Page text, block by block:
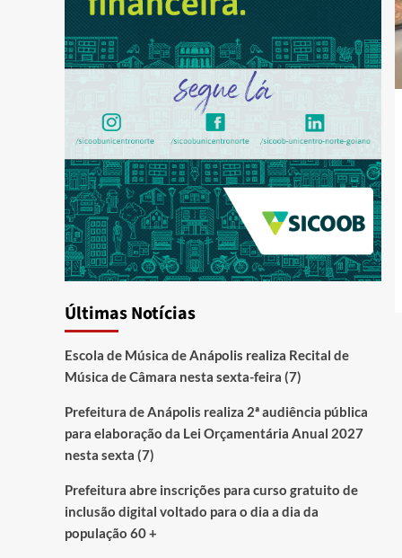
Últimas Notícias
Escola de Música de Anápolis realiza Recital de
Música de Câmara nesta sexta-feira (7)
Prefeitura de Anápolis realiza 2ª audiência pública
para elaboração da Lei Orçamentária Anual 2027
nesta sexta (7)
Prefeitura abre inscrições para curso gratuito de
inclusão digital voltado para o dia a dia da
população 60 +